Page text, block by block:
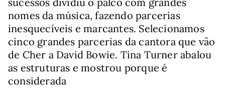
nomes da música, fazendo parcerias
inesquecíveis e marcantes. Selecionamos
cinco grandes parcerias da cantora que vão
de Cher a David Bowie. Tina Turner abalou
as estruturas e mostrou porque é
considerada